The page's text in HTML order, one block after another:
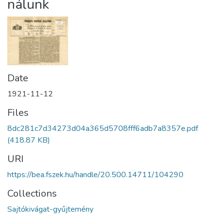
nálunk
Date
1921-11-12
Files
8dc281c7d34273d04a365d5708fff6adb7a8357e.pdf
(418.87 KB)
URI
https://bea.fszek.hu/handle/20.500.14711/104290
Collections
Sajtókivágat-gyűjtemény